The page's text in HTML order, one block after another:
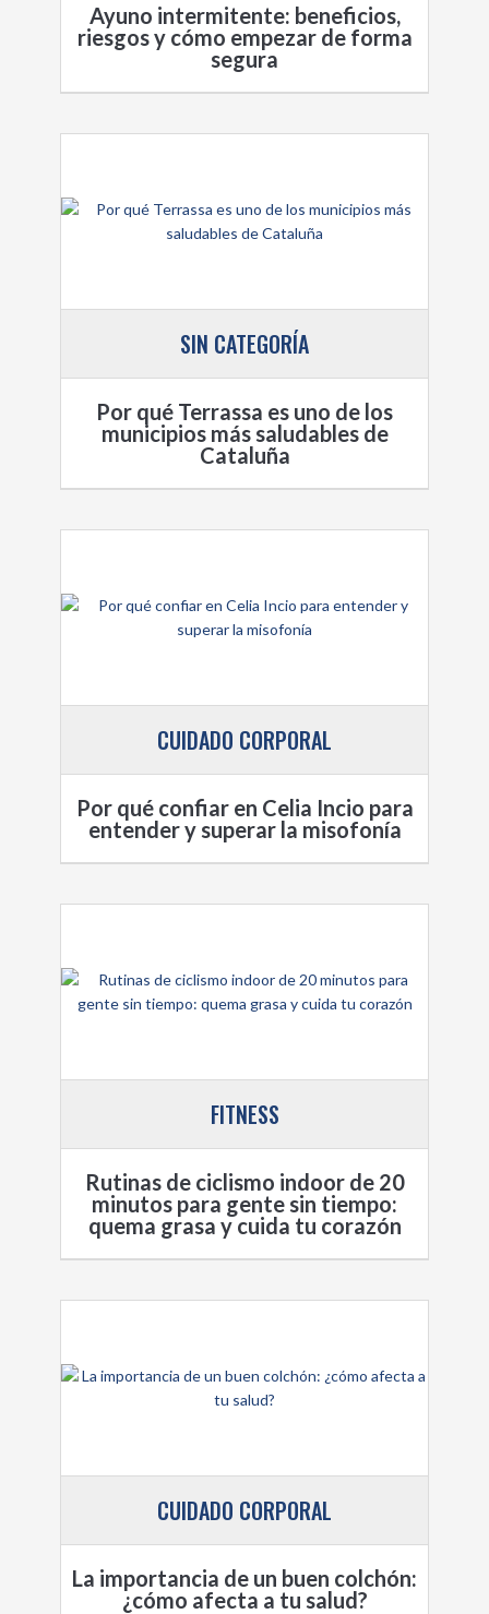
Ayuno intermitente: beneficios,
riesgos y cómo empezar de forma
segura
SIN CATEGORÍA
Por qué Terrassa es uno de los
municipios más saludables de
Cataluña
CUIDADO CORPORAL
Por qué confiar en Celia Incio para
entender y superar la misofonía
FITNESS
Rutinas de ciclismo indoor de 20
minutos para gente sin tiempo:
quema grasa y cuida tu corazón
CUIDADO CORPORAL
La importancia de un buen colchón:
¿cómo afecta a tu salud?